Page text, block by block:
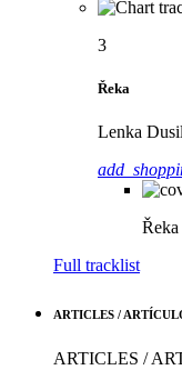
3
Řeka
Lenka
Řeka
Full tracklist
ARTICLES /
ARTICLES /